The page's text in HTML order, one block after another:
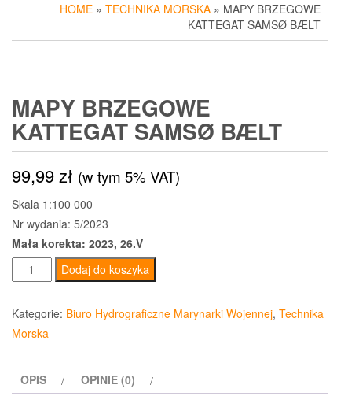
HOME » TECHNIKA MORSKA » MAPY BRZEGOWE
KATTEGAT SAMSØ BÆLT
MAPY BRZEGOWE
KATTEGAT SAMSØ BÆLT
99,99zł (w tym 5% VAT)
Skala 1:100 000
Nr wydania: 5/2023
Mała korekta: 2023, 26.V
ilość
Mapy
brzegowe
Kattegat
Dodaj do koszyka
Kategorie: Biuro Hydrograficzne Marynarki Wojennej, Technika
Morska
OPIS OPINIE (0)